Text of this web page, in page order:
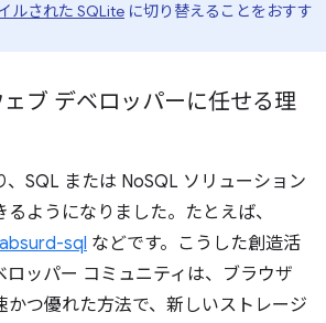
ルされた SQLite に切り替えることをおすす
ブ デベロッパーに任せる理
、SQL または NoSQL ソリューション
ようになりました。たとえば、
absurd-sql などです。こうした創造活
ロッパー コミュニティは、ブラウザ
かつ優れた方法で、新しいストレージ